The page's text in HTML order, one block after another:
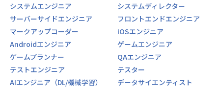
システムエンジニア
システムディレクター
サーバーサイドエンジニア
フロントエンドエンジニア
マークアップコーダー
iOSエンジニア
Androidエンジニア
ゲームエンジニア
ゲームプランナー
QAエンジニア
テストエンジニア
テスター
AIエンジニア（DL/機械学習）
データサイエンティスト